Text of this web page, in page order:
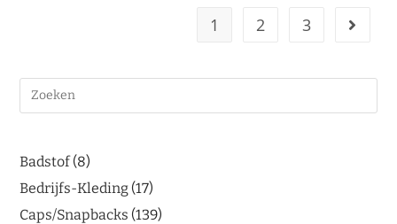
1 2 3
Badstof 8
Bedrijfs-Kleding 17
Caps/Snapbacks 139